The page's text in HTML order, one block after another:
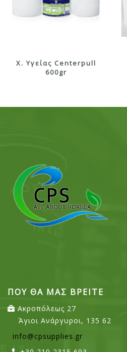
X. Υγείας Centerpull
600gr
ΠΟΥ ΘΑ ΜΑΣ ΒΡΕΙΤΕ
Ακροπόλεως 27
Άγιοι Ανάργυροι, 135 62
info@cpsupplies.gr